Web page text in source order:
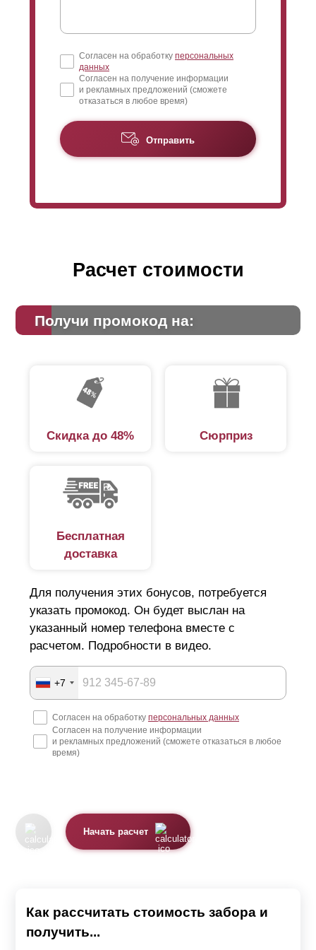
Согласен на обработку персональных
данных
Согласен на получение информации
и рекламных предложений (сможете
отказаться в любое время)
Отправить
Расчет стоимости
Получи промокод на:
Скидка до 48% Сюрприз
Бесплатная
доставка
Для получения этих бонусов, потребуется
указать промокод. Он будет выслан на
указанный номер телефона вместе с
расчетом. Подробности в видео.
+7
Согласен на обработку персональных данных
Согласен на получение информации
и рекламных предложений (сможете отказаться в любое
время)
Начать расчет
Как рассчитать стоимость забора и
получить...